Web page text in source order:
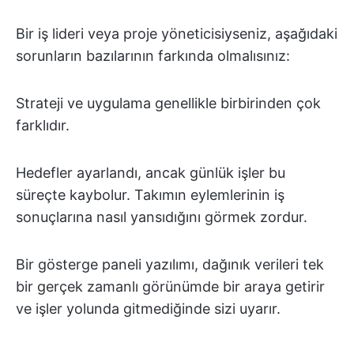
Bir iş lideri veya proje yöneticisiyseniz, aşağıdaki
sorunların bazılarının farkında olmalısınız:
Strateji ve uygulama genellikle birbirinden çok
farklıdır.
Hedefler ayarlandı, ancak günlük işler bu
süreçte kaybolur. Takımın eylemlerinin iş
sonuçlarına nasıl yansıdığını görmek zordur.
Bir gösterge paneli yazılımı, dağınık verileri tek
bir gerçek zamanlı görünümde bir araya getirir
ve işler yolunda gitmediğinde sizi uyarır.